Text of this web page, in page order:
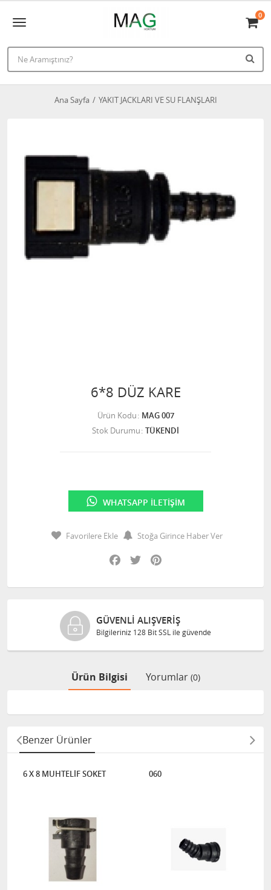
0
Ana Sayfa YAKIT JACKLARI VE SU FLANŞLARI
6*8 DÜZ KARE
Ürün Kodu MAG 007
Stok Durumu TÜKENDİ
WHATSAPP İLETIŞIM
Favorilere Ekle
Stoğa Girince Haber Ver
Facebook
Twitter
GÜVENLI ALIŞVERIŞ
Bilgileriniz 128 Bit SSL ile güvende
Ürün Bilgisi Yorumlar (0)
Benzer Ürünler
6 X 8 MUHTELİF SOKET 060